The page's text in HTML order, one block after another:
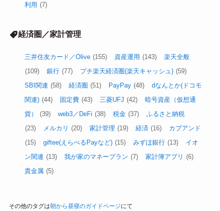
利用 (7)
経済圏／家計管理
三井住友カード／Olive (155) 資産運用 (143)
楽天全般
(109)
銀行 (77) プチ楽天経済圏(楽天キャッシュ) (59)
SBI関連 (58) 経済圏 (51) PayPay (48)
dなんとか(ドコモ
関連) (44) 固定費 (43) 三菱UFJ (42)
暗号資産（仮想通
貨）
(39) web3／DeFi (38) 税金 (37)
ふるさと納税
(23)
メルカリ (20) 家計管理 (19) 経済 (16)
カブアンド
(15)
giftee(えらべるPayなど) (15) みずほ銀行 (13)
イオ
ン関連 (13) 我が家のマネープラン (7) 家計簿アプリ (6)
貴金属 (5)
その他のタグは朝から昼寝のガイドページにて